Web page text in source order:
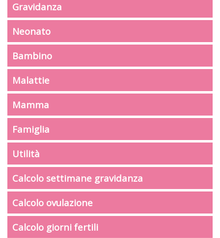
Gravidanza
Neonato
Bambino
Malattie
Mamma
Famiglia
Utilità
Calcolo settimane gravidanza
Calcolo ovulazione
Calcolo giorni fertili